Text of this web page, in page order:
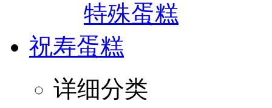
特殊蛋糕
祝寿蛋糕
详细分类